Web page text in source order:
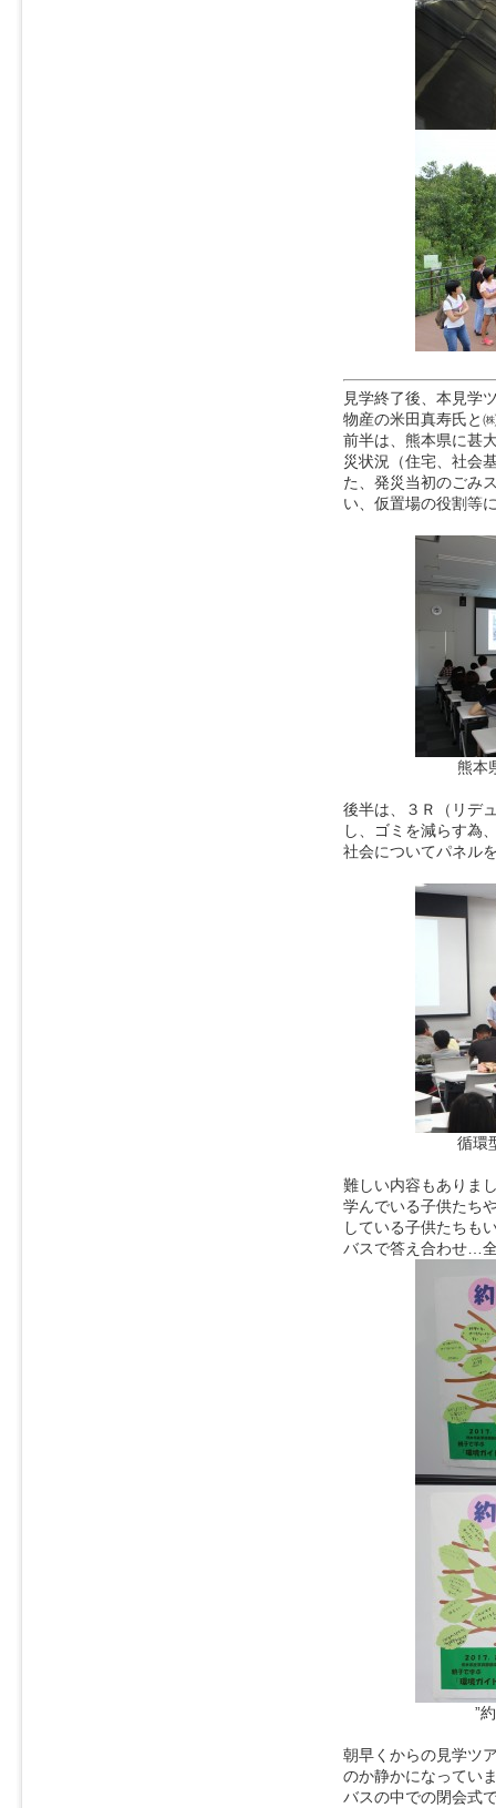
見学終了後、本見学
物産の米田真寿氏と
前半は、熊本県に甚
災状況（住宅、社会
た、発災当初のごみ
い、仮置場の役割等
熊本
後半は、３Ｒ（リデ
し、ゴミを減らす為
社会についてパネル
循環
難しい内容もありま
学んでいる子供たち
している子供たちも
バスで答え合わせ…
”
朝早くからの見学ツ
のか静かになってい
バスの中での閉会式